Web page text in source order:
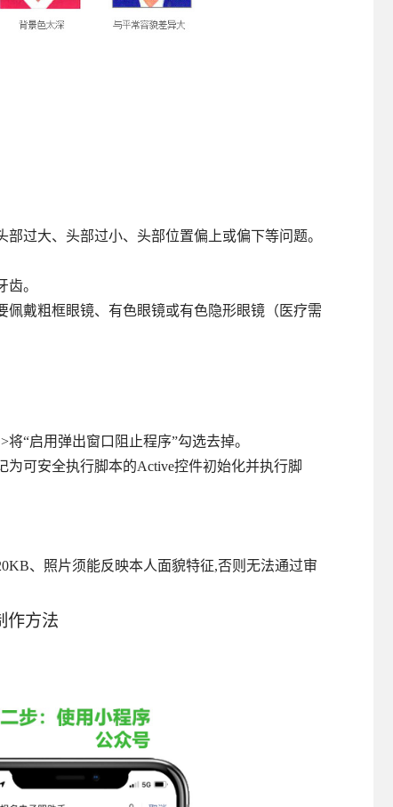
过大、头部过小、头部位置偏上或偏下等问题。
。
戴粗框眼镜、有色眼镜或有色隐形眼镜（医疗需
“启用弹出窗口阻止程序”勾选去掉。
为可安全执行脚本的Active控件初始化并执行脚
、照片须能反映本人面貌特征,否则无法通过审
作方法